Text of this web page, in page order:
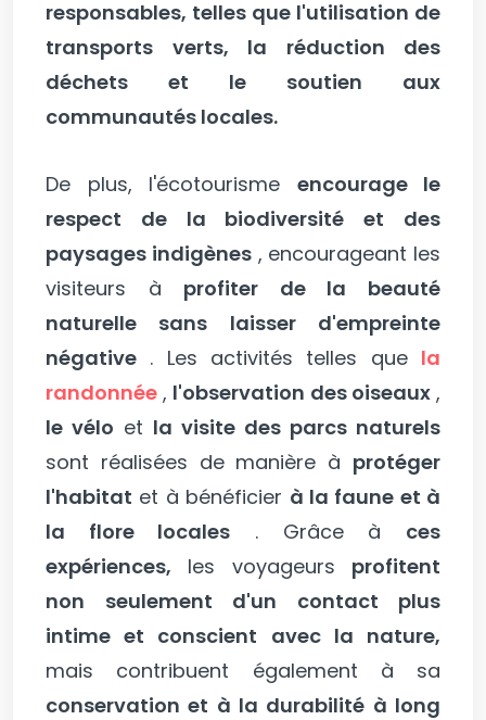
responsables, telles que l'utilisation de
transports verts, la réduction des
déchets et le soutien aux
communautés locales.
De plus, l'écotourisme encourage le
respect de la biodiversité et des
paysages indigènes, encourageant les
visiteurs à profiter de la beauté
naturelle sans laisser d'empreinte
négative . Les activités telles que la
randonnée , l'observation des oiseaux,
le vélo et la visite des parcs naturels
sont réalisées de manière à protéger
l'habitat et à bénéficier à la faune et à
la flore locales . Grâce à ces
expériences, les voyageurs profitent
non seulement d'un contact plus
intime et conscient avec la nature,
mais contribuent également à sa
conservation et à la durabilité à long